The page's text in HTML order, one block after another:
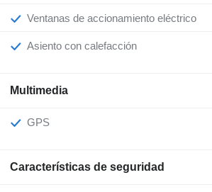
Ventanas de accionamiento eléctrico
Asiento con calefacción
Multimedia
GPS
Características de seguridad